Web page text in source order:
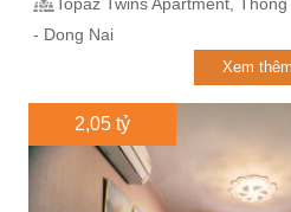
- Dong Nai
Xem
2,05 tỷ